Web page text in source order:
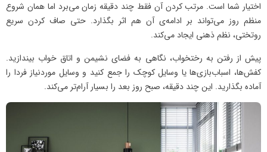
اختیار شما است. مرتب کردن آن فقط چند دقیقه زمان می‌برد اما همان شروع
منظم روز می‌تواند بر ادامه‌ی آن هم اثر بگذارد. حتی صاف کردن سریع
روتختی، نظم ذهنی ایجاد می‌کند.
پیش از رفتن به رختخواب، نگاهی به فضای نشیمن و اتاق خواب بیندازید.
کفش‌ها، اسباب‌بازی‌ها یا وسایل کوچک را جمع کنید و وسایل موردنیاز فردا را
آماده بگذارید. این چند دقیقه، صبح روز بعد را بسیار آرام‌تر می‌کند.